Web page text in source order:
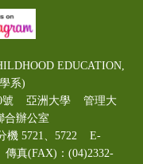
EDUCATION,
系)
號 亞洲大學 管理大
辦公室
機 5721、5722 E-
傳真(FAX)：(04)2332-